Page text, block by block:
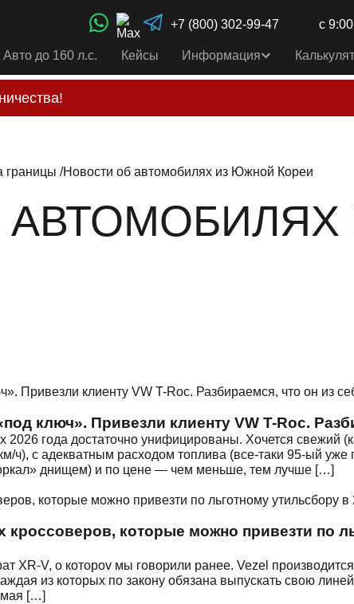
+7 (800) 302-99-47 с
Авто до 160 л.с. Кейсы Информация
границы Новости об автомобилях из Южной Кореи
ключ». Привезли клиенту VW T-Roc.
года достаточно унифицированы. Хочется свежий
ч), с адекватным расходом топлива (все-таки 95-ый
днищем) и по цене — чем меньше, тем лучше […]
которые можно привезти по
XR-V, о котороv мы говорили ранее. Vezel
из которых по закону обязана выпускать свою
[…]